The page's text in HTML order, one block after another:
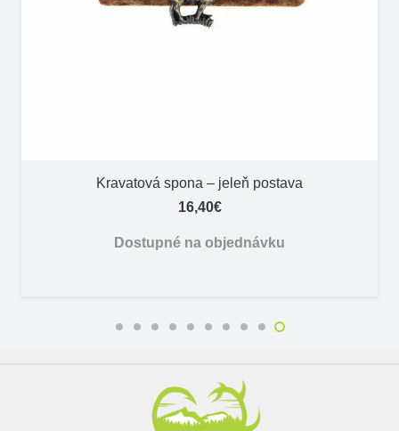
Kravatová spona – jeleň postava
16,40€
Dostupné na objednávku